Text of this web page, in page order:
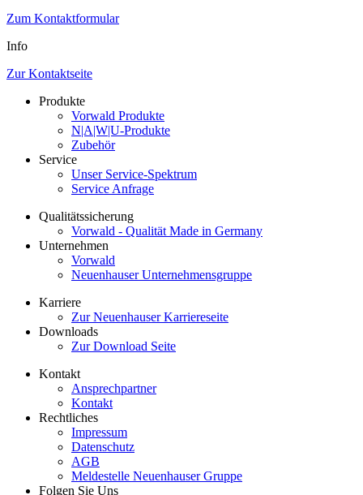
Zum Kontaktformular
Info
Zur Kontaktseite
Produkte
Vorwald Produkte
N|A|W|U-Produkte
Zubehör
Service
Unser Service-Spektrum
Service Anfrage
Qualitätssicherung
Vorwald - Qualität Made in Germany
Unternehmen
Vorwald
Neuenhauser Unternehmensgruppe
Karriere
Zur Neuenhauser Karriereseite
Downloads
Zur Download Seite
Kontakt
Ansprechpartner
Kontakt
Rechtliches
Impressum
Datenschutz
AGB
Meldestelle Neuenhauser Gruppe
Folgen Sie Uns